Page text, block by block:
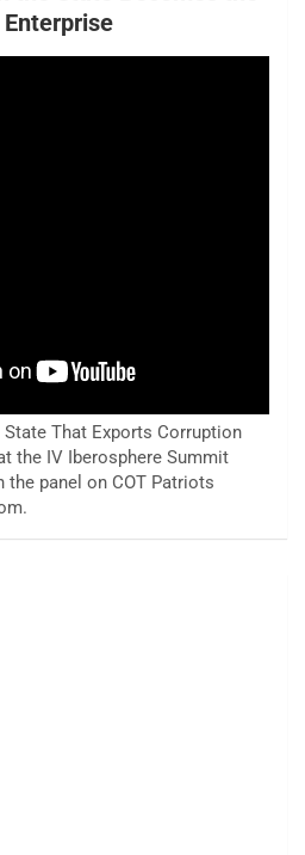
That Exports Corruption
the IV Iberosphere Summit
panel on COT Patriots